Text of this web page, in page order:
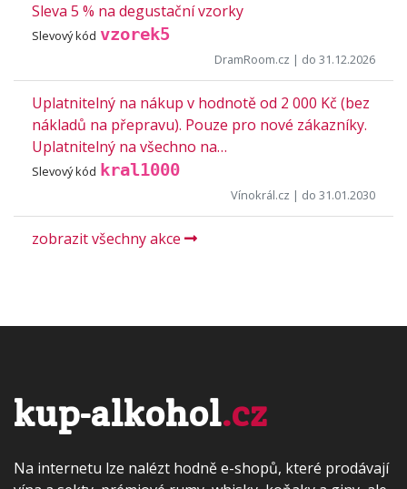
Sleva 5 % na degustační vzorky
Slevový kód vzorek5
DramRoom.cz | do 31.12.2026
Uplatnitelný na nákup v hodnotě od 2 000 Kč (bez
nákladů na přepravu). Pouze pro nové zákazníky.
Uplatnitelný na všechno na…
Slevový kód kral1000
Vínokrál.cz | do 31.01.2030
zobrazit všechny akce
kup-alkohol.cz
Na internetu lze nalézt hodně e-shopů, které prodávají